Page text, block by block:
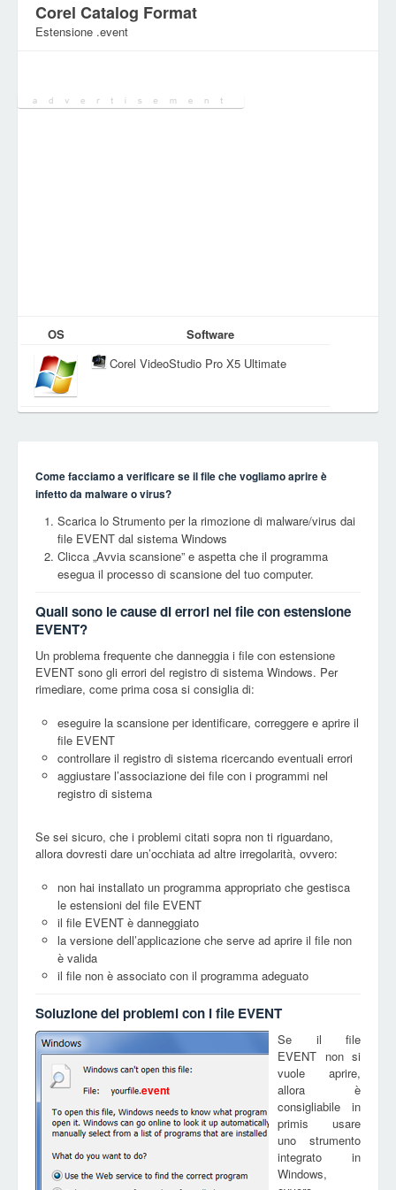
Corel Catalog Format
Estensione .event
OS
Software
Corel VideoStudio Pro X5 Ultimate
Come facciamo a verificare se il file che vogliamo aprire è
infetto da malware o virus?
Scarica lo Strumento per la rimozione di malware/virus dai
file EVENT dal sistema Windows
Clicca „Avvia scansione” e aspetta che il programma
esegua il processo di scansione del tuo computer.
Quali sono le cause di errori nei file con estensione
EVENT?
Un problema frequente che danneggia i file con estensione
EVENT sono gli errori del registro di sistema Windows. Per
rimediare, come prima cosa si consiglia di:
eseguire la scansione per identificare, correggere e aprire il
file EVENT
controllare il registro di sistema ricercando eventuali errori
aggiustare l’associazione dei file con i programmi nel
registro di sistema
Se sei sicuro, che i problemi citati sopra non ti riguardano,
allora dovresti dare un’occhiata ad altre irregolarità, ovvero:
non hai installato un programma appropriato che gestisca
le estensioni del file EVENT
il file EVENT è danneggiato
la versione dell’applicazione che serve ad aprire il file non
è valida
il file non è associato con il programma adeguato
Soluzione dei problemi con i file EVENT
event
Se il file
EVENT non si
vuole aprire,
allora è
consigliabile in
primis usare
uno strumento
integrato in
Windows,